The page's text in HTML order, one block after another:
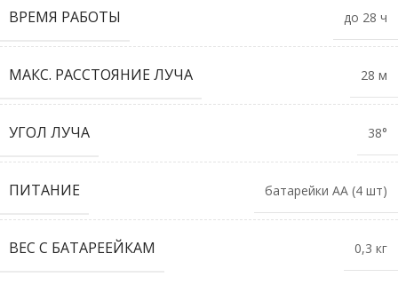
ВРЕМЯ РАБОТЫ до 28 ч
МАКС. РАССТОЯНИЕ ЛУЧА 28 м
УГОЛ ЛУЧА 38°
ПИТАНИЕ батарейки АА (4 шт)
ВЕС С БАТАРЕЕЙКАМ 0,3 кг